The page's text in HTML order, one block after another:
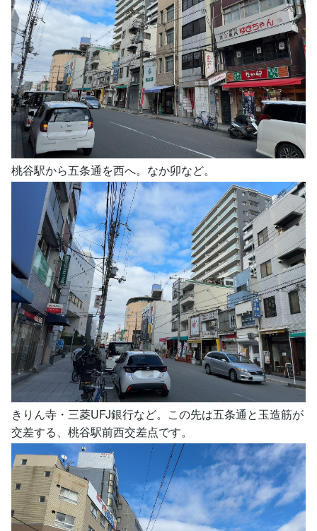
桃谷駅から五条通を西へ。なか卯など。
きりん寺・三菱UFJ銀行など。この先は五条通と玉造筋が
交差する、桃谷駅前西交差点です。